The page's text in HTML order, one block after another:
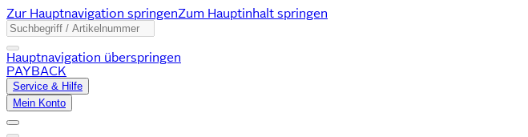
Zur Hauptnavigation springenZum Hauptinhalt springen
Hauptnavigation überspringen
PAYBACK
Service & Hilfe
Mein Konto